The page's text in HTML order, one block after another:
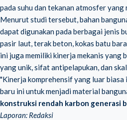
pada suhu dan tekanan atmosfer yang
Menurut studi tersebut, bahan
dapat digunakan pada berbagai jenis
pasir laut, terak beton, kokas batu
ini juga memiliki kinerja mekanis yang
yang unik, sifat antipelapukan, dan
"Kinerja komprehensif yang luar biasa
baru ini untuk menjadi material
konstruksi rendah karbon generasi
Laporan: Redaksi